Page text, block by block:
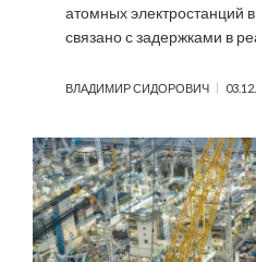
атомных электростанций
связано с задержками в
ВЛАДИМИР СИДОРОВИЧ